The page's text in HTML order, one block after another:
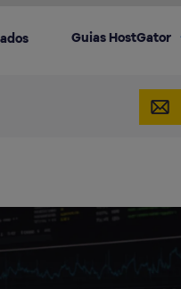
Guias HostGator